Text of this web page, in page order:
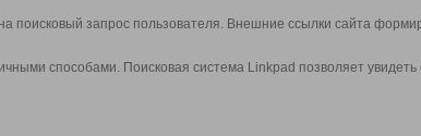
запрос пользователя. Внешние ссылки сайта
способами. Поисковая система Linkpad позволяет увидеть